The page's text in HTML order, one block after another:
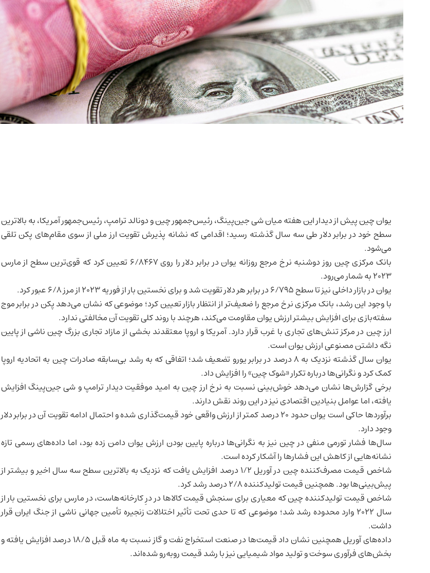
یوانچینپیش از دیدار این هفته میان شی جین‌پینگ، رئیس‌جمهور چین و دونالد ترامپ، رئیس‌جمهور آمریکا، به بالاترین
سطح خود در برابر دلار طی سه سال گذشته رسید؛ اقدامی که نشانه پذیرش تقویت ارز ملی از سوی مقام‌های پکن تلقی
می‌شود.
بانک مرکزی چین روز دوشنبه نرخ مرجع روزانه یوان در برابر دلار را روی ۶/۸۴۶۷ تعیین کرد که قوی‌ترین سطح از مارس
۲۰۲۳ به شمار می‌رود.
یوان در بازار داخلی نیز تا سطح ۶/۷۹۵ در برابر هر دلار تقویت شد و برای نخستین بار از فوریه ۲۰۲۳ از مرز ۶/۸ عبور کرد.
با وجود این رشد، بانک مرکزی نرخ مرجع را ضعیف‌تر از انتظار بازار تعیین کرد؛ موضوعی که نشان می‌دهد پکن در برابر موج
سفته‌بازی برای افزایش بیشتر ارزش یوان مقاومت می‌کند، هرچند با روند کلی تقویت آن مخالفتی ندارد.
ارز چین در مرکز تنش‌های تجاری با غرب قرار دارد. آمریکا و اروپا معتقدند بخشی از مازاد تجاری بزرگ چین ناشی از پایین
نگه داشتن مصنوعی ارزش یوان است.
یوان سال گذشته نزدیک به ۸ درصد در برابر یورو تضعیف شد؛ اتفاقی که به رشد بی‌سابقه صادرات چین به اتحادیه اروپا
کمک کرد و نگرانی‌ها درباره تکرار «شوک چین» را افزایش داد.
برخی گزارش‌ها نشان می‌دهد خوش‌بینی نسبت به نرخ ارز چین به امید موفقیت دیدار ترامپ و شی جین‌پینگ افزایش
یافته، اما عوامل بنیادین اقتصادی نیز در این روند نقش دارند.
برآوردها حاکی است یوان حدود ۲۰ درصد کمتر از ارزش واقعی خود قیمت‌گذاری شده و احتمال ادامه تقویت آن در برابر دلار
وجود دارد.
سال‌ها فشار تورمی منفی در چین نیز به نگرانی‌ها درباره پایین بودن ارزش یوان دامن زده بود، اما داده‌های رسمی تازه
نشانه‌هایی از کاهش این فشارها را آشکار کرده است.
شاخص قیمت مصرف‌کننده چین در آوریل ۱/۲ درصد افزایش یافت که نزدیک به بالاترین سطح سه سال اخیر و بیشتر از
پیش‌بینی‌ها بود. همچنین قیمت تولیدکننده ۲/۸ درصد رشد کرد.
شاخص قیمت تولیدکننده چین که معیاری برای سنجش قیمت کالاها در درِ کارخانه‌هاست، در مارس برای نخستین بار از
سال ۲۰۲۲ وارد محدوده رشد شد؛ موضوعی که تا حدی تحت تأثیر اختلالات زنجیره تأمین جهانی ناشی از جنگ
ایران قرار
داشت.
داده‌های آوریل همچنین نشان داد قیمت‌ها در صنعت استخراج نفت و گاز نسبت به ماه قبل ۱۸/۵ درصد افزایش یافته و
بخش‌های فرآوری سوخت و تولید مواد شیمیایی نیز با رشد قیمت روبه‌رو شده‌اند.